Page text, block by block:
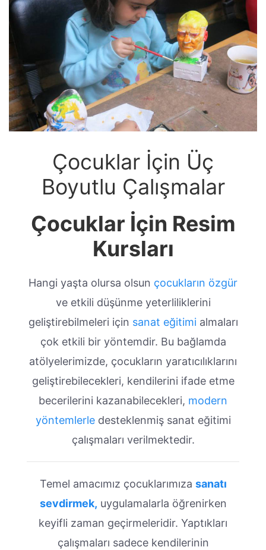
Çocuklar İçin Üç
Boyutlu Çalışmalar
Çocuklar İçin Resim
Kursları
Hangi yaşta olursa olsun çocukların özgür
ve etkili düşünme yeterliliklerini
geliştirebilmeleri için sanat eğitimialmaları
çok etkili bir yöntemdir. Bu bağlamda
atölyelerimizde, çocukların yaratıcılıklarını
geliştirebilecekleri, kendilerini ifade etme
becerilerini kazanabilecekleri, modern
yöntemlerledesteklenmiş sanat eğitimi
çalışmaları verilmektedir.
Temel amacımız çocuklarımıza sanatı
sevdirmek, uygulamalarla öğrenirken
keyifli zaman geçirmeleridir. Yaptıkları
çalışmaları sadece kendilerinin